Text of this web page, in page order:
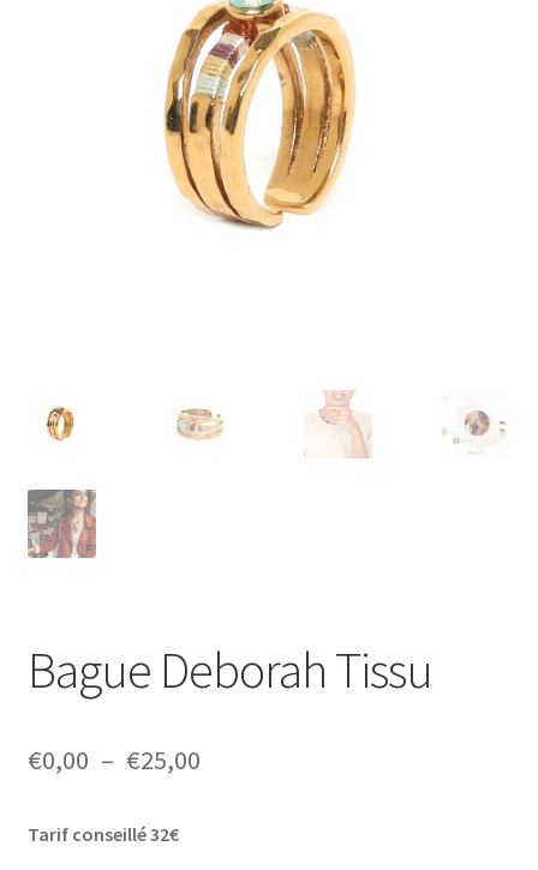
Bague Deborah Tissu
€0,00 – €25,00Plage
Tarif conseillé 32€